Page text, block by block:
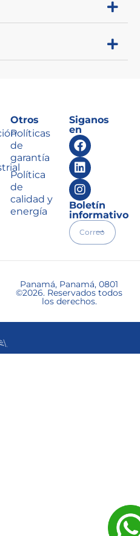
Otros
Políticas
de
garantía
Política
de
calidad y
energía
Siganos
en
Boletín
informativo
Panamá, Panamá, 0801
©2026. Reservados todos
los derechos.